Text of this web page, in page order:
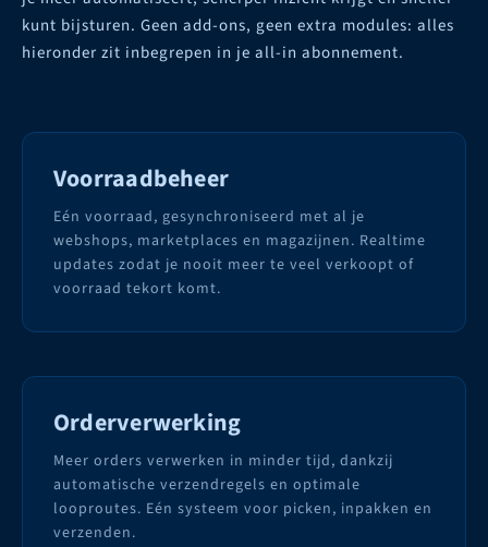
kunt bijsturen. Geen add-ons, geen extra modules: alles
hieronder zit inbegrepen in je all-in abonnement.
Voorraadbeheer
Eén voorraad, gesynchroniseerd met al je
webshops, marketplaces en magazijnen. Realtime
updates zodat je nooit meer te veel verkoopt of
voorraad tekort komt.
Orderverwerking
Meer orders verwerken in minder tijd, dankzij
automatische verzendregels en optimale
looproutes. Eén systeem voor picken, inpakken en
verzenden.